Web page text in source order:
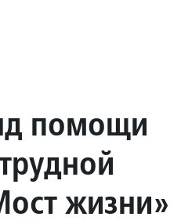
помощи
жизни»